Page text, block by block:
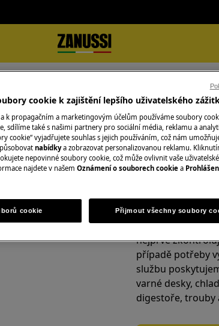
Objednejte si
V oblasti, ve
Fixní cena
kvalifikovaní
nejprve
případě potřeby
službu
varné desky,
digestoře, trouby
cookie k zajištění lepšího uživatelského
k propagačním a marketingovým účelům používáme soubory
sdílíme také s našimi partnery pro sociální média, reklamu a
cookie“ vyjadřujete souhlas s jejich používáním, což nám
nabídkya zobrazovat personalizovanou reklamu.
nepovinné soubory cookie, což může ovlivnit vaše
najdete v našem Oznámení o souborech cookie a
cookie Přijmout všechny soubory